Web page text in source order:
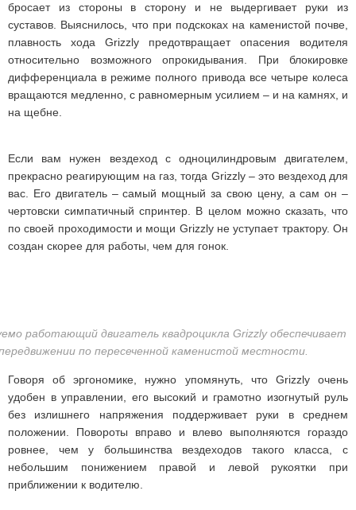
бросает из стороны в сторону и не выдергивает руки из
суставов. Выяснилось, что при подскоках на каменистой почве,
плавность хода Grizzly предотвращает опасения водителя
относительно возможного опрокидывания. При блокировке
дифференциала в режиме полного привода все четыре колеса
вращаются медленно, с равномерным усилием – и на камнях, и
на щебне.
Если вам нужен вездеход с одноцилиндровым двигателем,
прекрасно реагирующим на газ, тогда Grizzly – это вездеход для
вас. Его двигатель – самый мощный за свою цену, а сам он –
чертовски симпатичный спринтер. В целом можно сказать, что
по своей проходимости и мощи Grizzly не уступает трактору. Он
создан скорее для работы, чем для гонок.
работающий двигатель квадроцикла Grizzly обеспечивает
по пересеченной каменистой местности.
Говоря об эргономике, нужно упомянуть, что Grizzly очень
удобен в управлении, его высокий и грамотно изогнутый руль
без излишнего напряжения поддерживает руки в среднем
положении. Повороты вправо и влево выполняются гораздо
ровнее, чем у большинства вездеходов такого класса, с
небольшим понижением правой и левой рукоятки при
приближении к водителю.